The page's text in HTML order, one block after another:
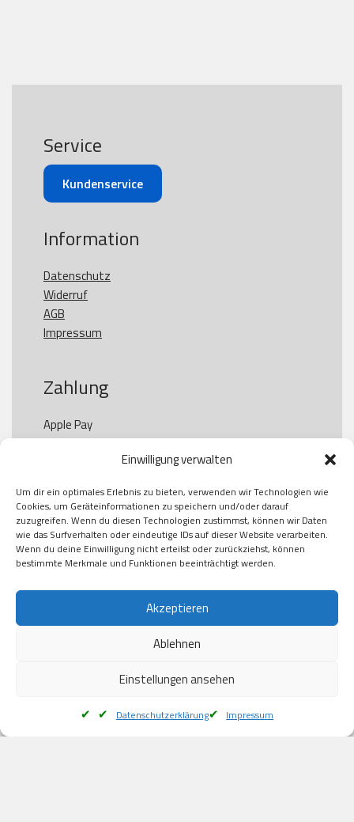
Einwilligung verwalten
Um dir ein optimales Erlebnis zu bieten, verwenden wir Technologien wie
Cookies, um Geräteinformationen zu speichern und/oder darauf
zuzugreifen. Wenn du diesen Technologien zustimmst, können wir Daten
wie das Surfverhalten oder eindeutige IDs auf dieser Website verarbeiten.
Wenn du deine Einwilligung nicht erteilst oder zurückziehst, können
bestimmte Merkmale und Funktionen beeinträchtigt werden.
Akzeptieren
Ablehnen
Einstellungen ansehen
Datenschutzerklärung Impressum
Service
Kundenservice
Information
Datenschutz
Widerruf
AGB
Impressum
Zahlung
Apple Pay
Paypal
Kauf auf Rechung
Klarna
American Express